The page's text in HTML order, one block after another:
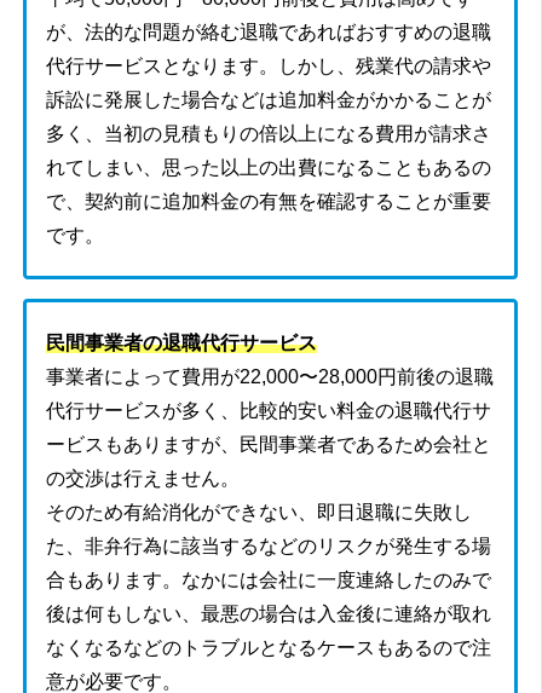
が、法的な問題が絡む退職であればおすすめの退職
代行サービスとなります。しかし、残業代の請求や
訴訟に発展した場合などは追加料金がかかることが
多く、当初の見積もりの倍以上になる費用が請求さ
れてしまい、思った以上の出費になることもあるの
で、契約前に追加料金の有無を確認することが重要
です。
民間事業者の退職代行サービス
事業者によって費用が22,000〜28,000円前後の退職
代行サービスが多く、比較的安い料金の退職代行サ
ービスもありますが、民間事業者であるため会社と
の交渉は行えません。
そのため有給消化ができない、即日退職に失敗し
た、非弁行為に該当するなどのリスクが発生する場
合もあります。なかには会社に一度連絡したのみで
後は何もしない、最悪の場合は入金後に連絡が取れ
なくなるなどのトラブルとなるケースもあるので注
意が必要です。